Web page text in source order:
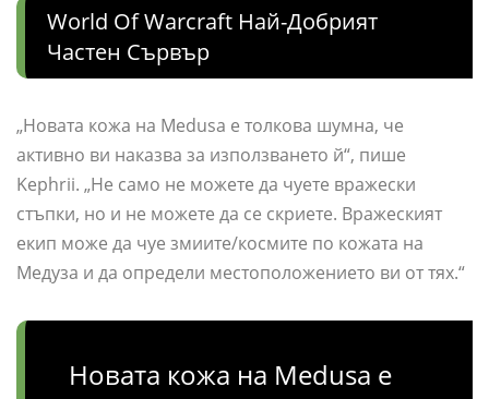
World Of Warcraft Най-Добрият
Частен Сървър
„Новата кожа на Medusa е толкова шумна, че
активно ви наказва за използването й“, пише
Kephrii. „Не само не можете да чуете вражески
стъпки, но и не можете да се скриете. Вражеският
екип може да чуе змиите/космите по кожата на
Медуза и да определи местоположението ви от тях.“
Новата кожа на Medusa е